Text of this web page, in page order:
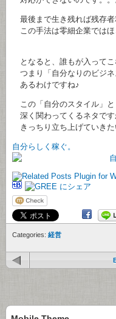
最後まで生き残れば残存
この手法は零細企業では
となると、誰もが入ってこ
つまり「自分なりのビジ
あるわけですね♪
この「自分のスタイル」
深く関わってくるネタで
きっちり立ち上げていきた
自分らしく稼ぐ。
Categories: 経営